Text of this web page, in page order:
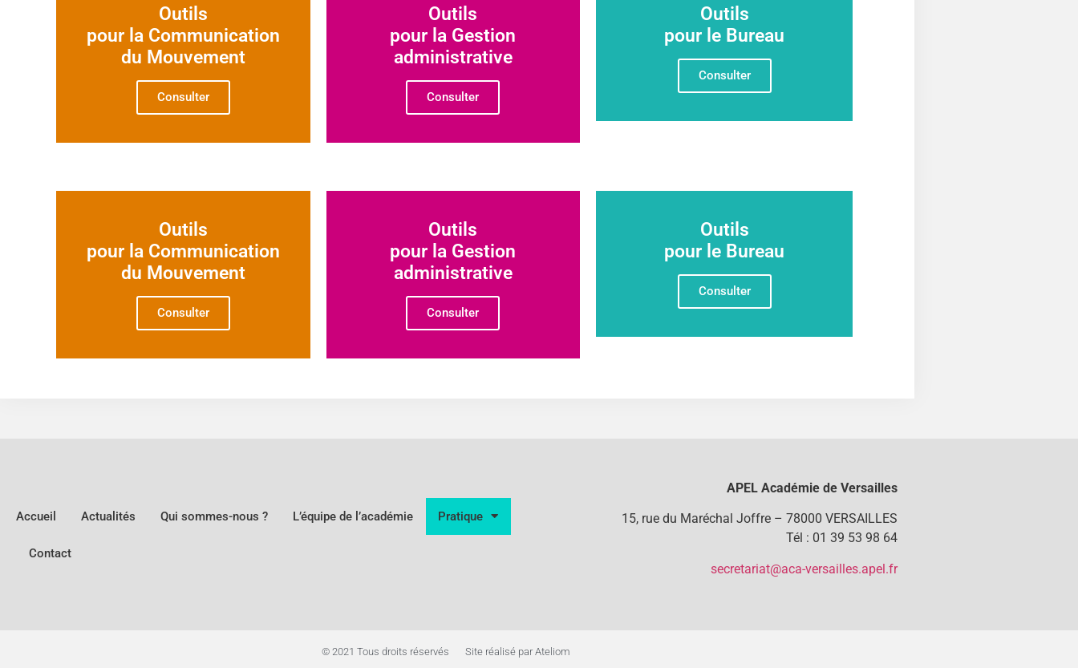
Outils
pour la Communication
du Mouvement
Consulter
Outils
pour la Gestion
administrative
Consulter
Outils
pour le Bureau
Consulter
Outils
pour la Communication
du Mouvement
Consulter
Outils
pour la Gestion
administrative
Consulter
Outils
pour le Bureau
Consulter
Accueil Actualités Qui sommes-nous ? L’équipe de l’académie Pratique
Contact
APEL Académie de Versailles
15, rue du Maréchal Joffre – 78000 VERSAILLES
Tél : 01 39 53 98 64
secretariat@aca-versailles.apel.fr
© 2021 Tous droits réservés Site réalisé par Ateliom